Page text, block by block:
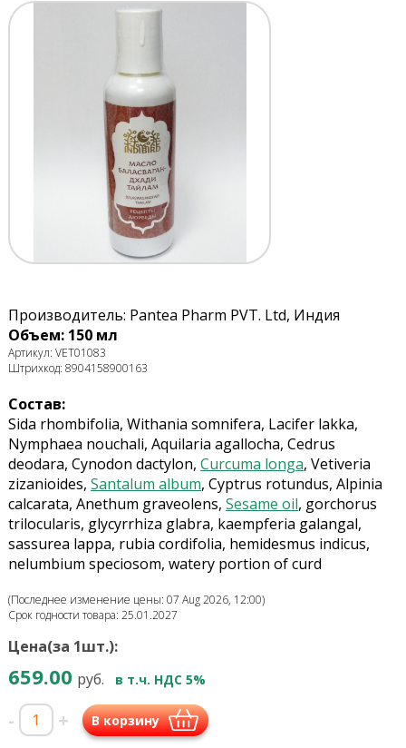
Производитель: Pantea Pharm PVT. Ltd, Индия
Объем: 150 мл
Артикул: VET01083
Штрихкод: 8904158900163
Состав:
Sida rhombifolia, Withania somnifera, Lacifer lakka,
Nymphaea nouchali, Aquilaria agallocha, Cedrus
deodara, Cynodon dactylon, Curcuma longa, Vetiveria
zizanioides, Santalum album, Cyptrus rotundus, Alpinia
calcarata, Anethum graveolens, Sesame oil, gorchorus
trilocularis, glycyrrhiza glabra, kaempferia galangal,
sassurea lappa, rubia cordifolia, hemidesmus indicus,
nelumbium speciosom, watery portion of curd
(Последнее изменение цены: 07 Aug 2026, 12:00)
Срок годности товара: 25.01.2027
Цена(за 1шт.):
659.00 руб. в т.ч. НДС 5%
- + В корзину